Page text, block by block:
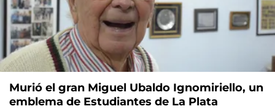
Murió el gran Miguel Ubaldo Ignomiriello, un
emblema de Estudiantes de La Plata